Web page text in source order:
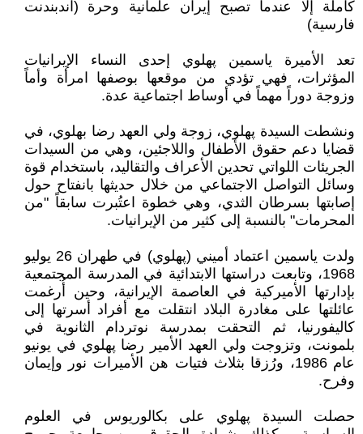
كاملة إلا عندما تصبح إيران علمانية وحرة (اندبندنت
فارسية)
تعد الأميرة ياسمين پهلوي إحدى النساء الإيرانيات
المؤثرات، فهي تؤدي من موقعها بوصفها امرأة وأماً
وزوجة دوراً مهماً في أوساط اجتماعية عدة.
ونشطت السيدة پهلوي، زوجة ولي العهد رضا بهلوي، في
قضايا دعم حقوق الأطفال واللاجئين، وهي من السيدات
الجريئات اللواتي تحدين الأعراف والتقاليد، باستخدام قوة
وسائل التواصل الاجتماعي من خلال حديثها بانفتاح حول
إصابتها بسرطان الثدي، وهي خطوة اعتُبرت سابقاً "من
المحرمات" بالنسبة إلى كثير من الإيرانيات.
ولدت ياسمين اعتماد أميني (پهلوي) في طهران 26 يوليو
1968، وتابعت دراستها الابتدائية في المدرسة المجتمعية
بإدارتها الأميركية في العاصمة الإيرانية، وحين أُرغمت
عائلتها على مغادرة البلاد انتقلت مع أفراد أسرتها إلى
كاليفورنيا، ثم التحقت بمدرسة نوتردام الثانوية في
بلمونت، وتزوجت ولي العهد الأمير رضا پهلوي في يونيو
عام 1986، ورُزقا بثلاث فتيات هن الأميرات نور وإيمان
وفرح.
حصلت السيدة پهلوي على بكالوريوس في العلوم